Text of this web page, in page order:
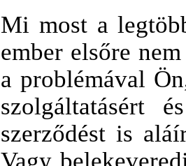
Mi most a
ember elsőre
a problémával
szolgáltatásért
szerződést is
Vagy